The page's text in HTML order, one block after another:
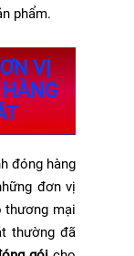
phẩm.
VỊ
đóng hàng
đơn vị
thương mại
thường đã